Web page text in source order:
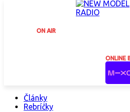
ON AIR
ONLINE
Články
Rebríčky